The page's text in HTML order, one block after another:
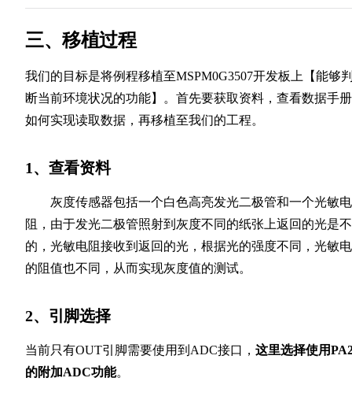
三、移植过程
我们的目标是将例程移植至MSPM0G3507开发板上【能够
断当前环境状况的功能】。首先要获取资料，查看数据手
如何实现读取数据，再移植至我们的工程。
1、查看资料
灰度传感器包括一个白色高亮发光二极管和一个光敏电
阻，由于发光二极管照射到灰度不同的纸张上返回的光是
的，光敏电阻接收到返回的光，根据光的强度不同，光敏
的阻值也不同，从而实现灰度值的测试。
2、引脚选择
当前只有OUT引脚需要使用到ADC接口， 这里选择使用
的附加ADC功能。